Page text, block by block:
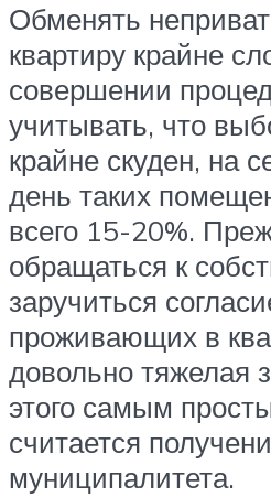
Обменять
квартиру крайне
совершении
учитывать, что
крайне скуден, на
день таких
всего 15-20%.
обращаться к
заручиться
проживающих в
довольно тяжелая
этого самым
считается
муниципалитета.